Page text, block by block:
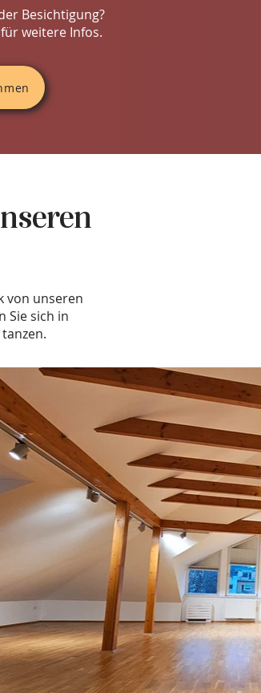
Besichtigung?
weitere Infos.
von unseren
Sie sich in